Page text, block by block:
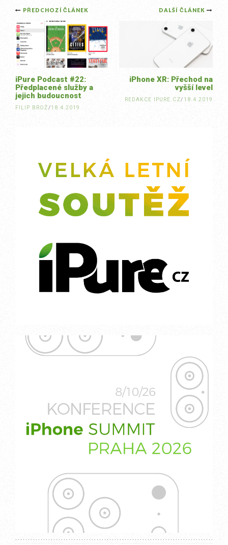
Post
navigation
DALŠÍ ČLÁNEK
iPhone XR: Přechod na
vyšší level
REDAKCE IPURE.CZ/ 18.4.2019
PŘEDCHOZÍ ČLÁNEK
iPure Podcast #22:
Předplacené služby a
jejich budoucnost
FILIP BROŽ/18.4.2019